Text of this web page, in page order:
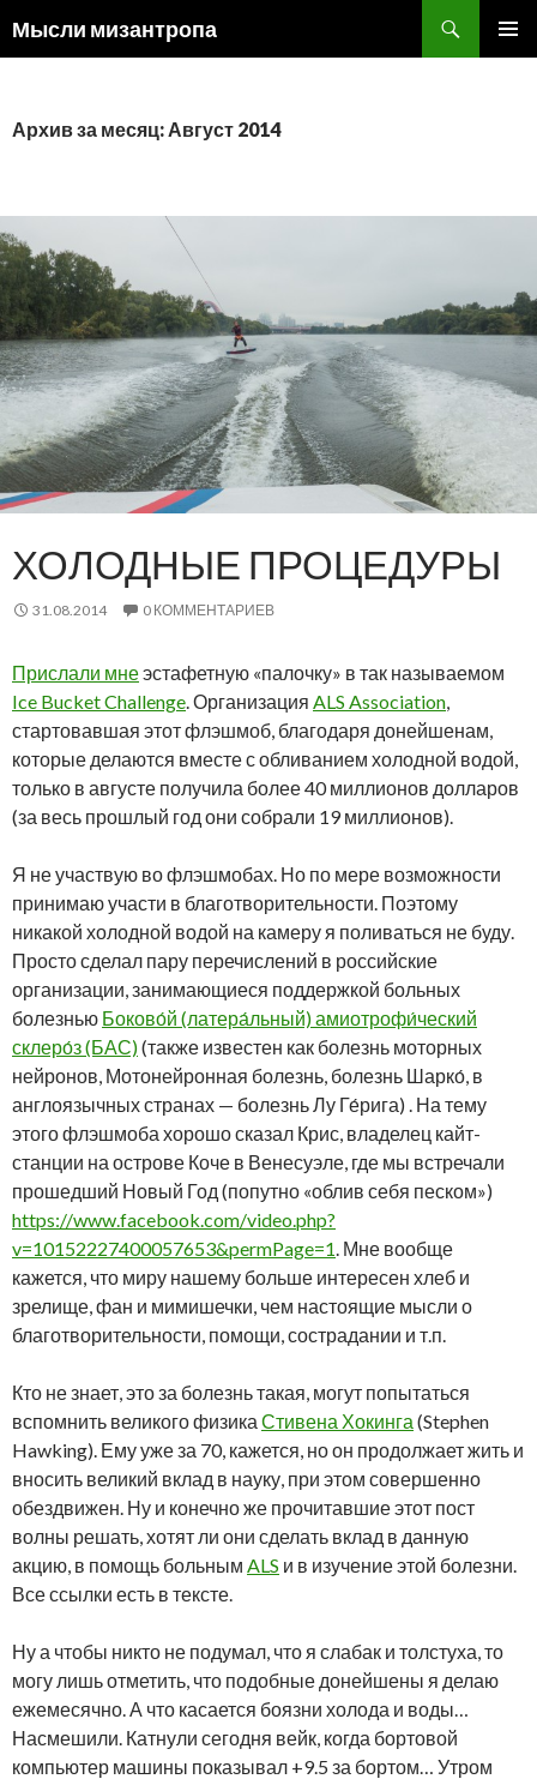
Мысли мизантропа
Архив за месяц: Август 2014
ХОЛОДНЫЕ ПРОЦЕДУРЫ
31.08.2014 0 КОММЕНТАРИЕВ
Прислали мнеэстафетную «палочку» в так называемом
Ice Bucket Challenge. Организация ALS Association,
стартовавшая этот флэшмоб, благодаря донейшенам,
которые делаются вместе с обливанием холодной водой,
только в августе получила более 40 миллионов долларов
(за весь прошлый год они собрали 19 миллионов).
Я не участвую во флэшмобах. Но по мере возможности
принимаю участи в благотворительности. Поэтому
никакой холодной водой на камеру я поливаться не буду.
Просто сделал пару перечислений в российские
организации, занимающиеся поддержкой больных
болезнью Боково́й (латера́льный) амиотрофи́ческий
склеро́з (БАС)(также известен как болезнь моторных
нейронов, Мотонейронная болезнь, болезнь Шарко́, в
англоязычных странах — болезнь Лу Ге́рига) . На тему
этого флэшмоба хорошо сказал Крис, владелец кайт-
станции на острове Коче в Венесуэле, где мы встречали
прошедший Новый Год (попутно «облив себя песком»)
https://www.facebook.com/video.php?
v=10152227400057653&permPage=1. Мне вообще
кажется, что миру нашему больше интересен хлеб и
зрелище, фан и мимишечки, чем настоящие мысли о
благотворительности, помощи, сострадании и т.п.
Кто не знает, это за болезнь такая, могут попытаться
вспомнить великого физика Стивена Хокинга (Stephen
Hawking). Ему уже за 70, кажется, но он продолжает жить и
вносить великий вклад в науку, при этом совершенно
обездвижен. Ну и конечно же прочитавшие этот пост
волны решать, хотят ли они сделать вклад в данную
акцию, в помощь больным ALS и в изучение этой болезни.
Все ссылки есть в тексте.
Ну а чтобы никто не подумал, что я слабак и толстуха, то
могу лишь отметить, что подобные донейшены я делаю
ежемесячно. А что касается боязни холода и воды…
Насмешили. Катнули сегодня вейк, когда бортовой
компьютер машины показывал +9.5 за бортом… Утром